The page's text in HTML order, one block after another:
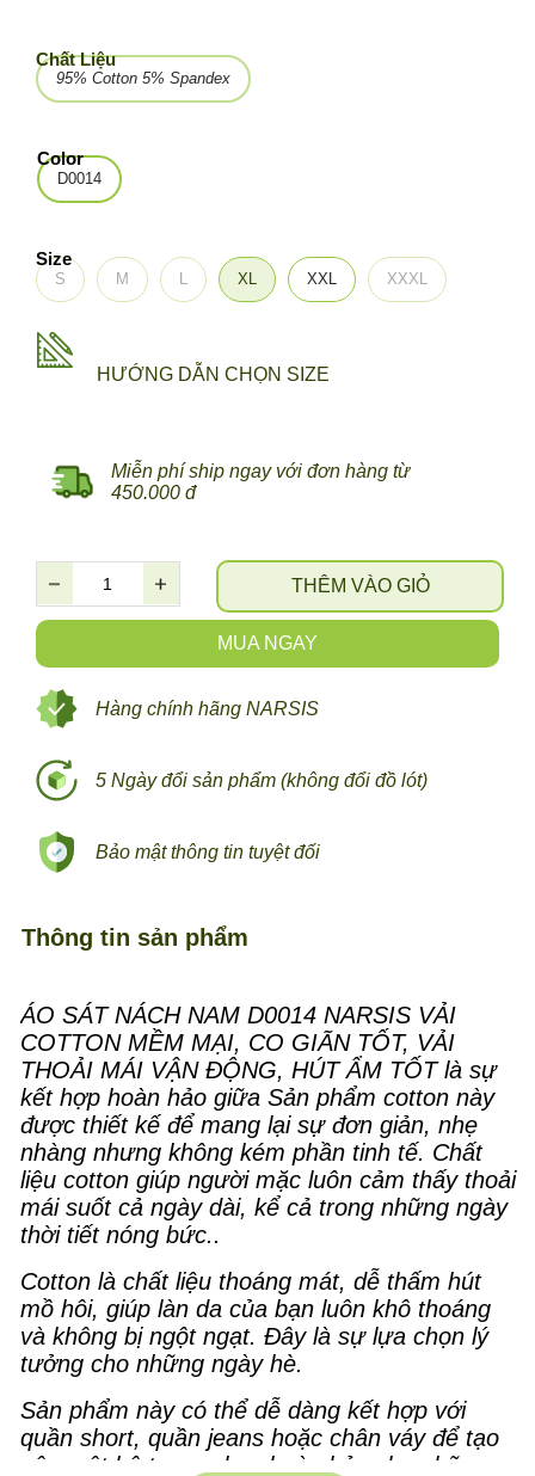
S M L XL XXL XXXL
Size
95% Cotton 5% Spandex
Chất Liệu
D0014
Color
MUA NGAY
THÊM VÀO GIỎ
HƯỚNG DẪN CHỌN SIZE
Miễn phí ship ngay với đơn hàng từ
450.000 đ
5 Ngày đổi sản phẩm (không đổi đồ lót)
Bảo mật thông tin tuyệt đối
Hàng chính hãng NARSIS
Thông tin sản phẩm
ÁO SÁT NÁCH NAM D0014 NARSIS VẢI
COTTON MỀM MẠI, CO GIÃN TỐT, VẢI
THOẢI MÁI VẬN ĐỘNG, HÚT ẨM TỐT là sự
kết hợp hoàn hảo giữa Sản phẩm cotton này
được thiết kế để mang lại sự đơn giản, nhẹ
nhàng nhưng không kém phần tinh tế. Chất
liệu cotton giúp người mặc luôn cảm thấy thoải
mái suốt cả ngày dài, kể cả trong những ngày
thời tiết nóng bức..
Cotton là chất liệu thoáng mát, dễ thấm hút
mồ hôi, giúp làn da của bạn luôn khô thoáng
và không bị ngột ngạt. Đây là sự lựa chọn lý
tưởng cho những ngày hè.
Sản phẩm này có thể dễ dàng kết hợp với
quần short, quần jeans hoặc chân váy để tạo
nên một bộ trang phục hoàn hảo cho những